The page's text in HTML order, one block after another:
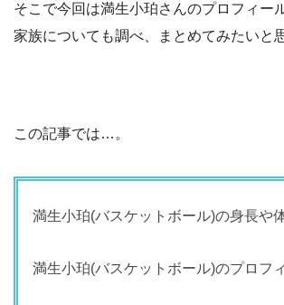
そこで今回は満生小珀さんのプロフィー
家族についても調べ、まとめてみたいと
この記事では…。
満生小珀(バスケットボール)の身長や
満生小珀(バスケットボール)のプロフ